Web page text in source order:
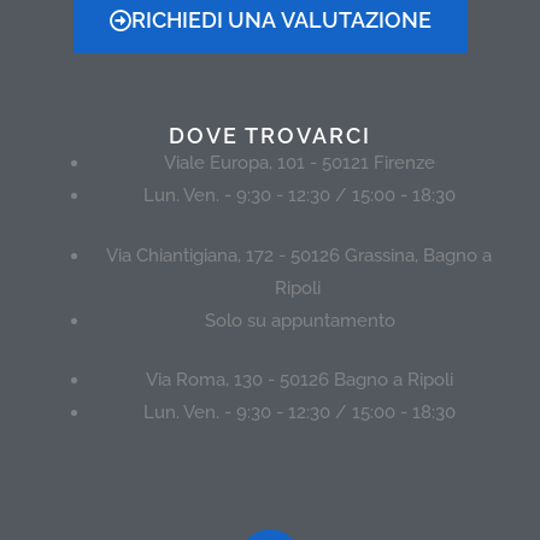
RICHIEDI UNA VALUTAZIONE
DOVE TROVARCI
Viale Europa, 101 - 50121 Firenze
Lun. Ven. - 9:30 - 12:30 / 15:00 - 18:30
Via Chiantigiana, 172 - 50126 Grassina, Bagno a
Ripoli
Solo su appuntamento
Via Roma, 130 - 50126 Bagno a Ripoli
Lun. Ven. - 9:30 - 12:30 / 15:00 - 18:30